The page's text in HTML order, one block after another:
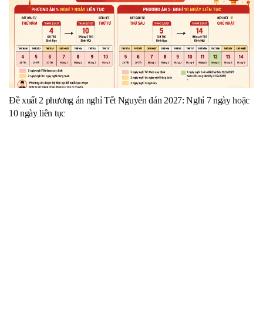
Đề xuất 2 phương án nghỉ Tết Nguyên đán 2027: Nghỉ 7 ngày hoặc
10 ngày liên tục